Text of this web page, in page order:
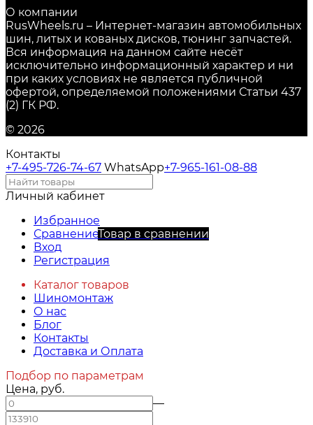
О компании
RusWheels.ru – Интернет-магазин автомобильных
шин, литых и кованых дисков, тюнинг запчастей.
Вся информация на данном сайте несёт
исключительно информационный характер и ни
при каких условиях не является публичной
офертой, определяемой положениями Статьи 437
(2) ГК РФ.
© 2026
Контакты
+7-495-726-74-67 WhatsApp+7-965-161-08-88
Личный кабинет
Избранное
СравнениеТовар в сравнении
Вход
Регистрация
Каталог товаров
Шиномонтаж
О нас
Блог
Контакты
Доставка и Оплата
Подбор по параметрам
Цена, руб.
—